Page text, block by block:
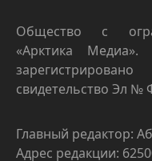
Общество с
«Арктика Медиа».
свидетельство Эл №
Главный редактор:
Адрес редакции: